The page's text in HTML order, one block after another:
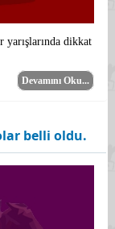
dikkat
Devamını Oku...
belli oldu.